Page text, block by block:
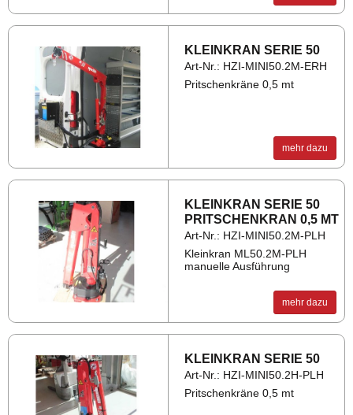
KLEIN­KRAN SERIE 50
Art-Nr.: HZI-MINI50.2M-ERH
Pritschenkräne 0,5 mt
mehr dazu
KLEIN­KRAN SERIE 50
PRIT­SCHEN­KRAN 0,5 MT
Art-Nr.: HZI-MINI50.2M-PLH
Kleinkran ML50.2M-PLH
manuelle Ausführung
mehr dazu
KLEIN­KRAN SERIE 50
Art-Nr.: HZI-MINI50.2H-PLH
Pritschenkräne 0,5 mt